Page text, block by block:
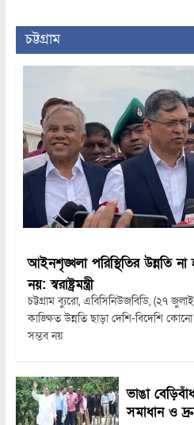
চট্টগ্রাম
আইনশৃঙ্খলা পরিস্থিতির উন্নতি
নয়: স্বরাষ্ট্রমন্ত্রী
চট্টগ্রাম ব্যুরো, এবিসিনিউজবিডি, (২৭
কাঙ্ক্ষিত উন্নতি ছাড়া দেশি-বিদেশি
সম্ভব নয়
ভাঙা বেড়িবাঁধ
সমাধান ও